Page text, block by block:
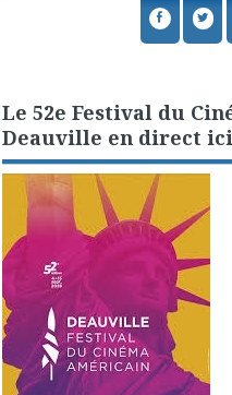
Le 52e Festival du
Deauville en direct ici